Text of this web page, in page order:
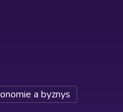
a byznys